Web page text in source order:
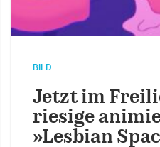
BILD
Jetzt im
riesige
»Lesbian